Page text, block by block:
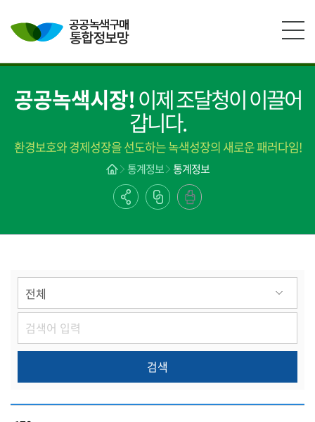
공공녹색시장!이제 조달청이 이끌어
갑니다.
환경보호와 경제성장을 선도하는 녹색성장의 새로운 패러다임!
통계정보 통계정보